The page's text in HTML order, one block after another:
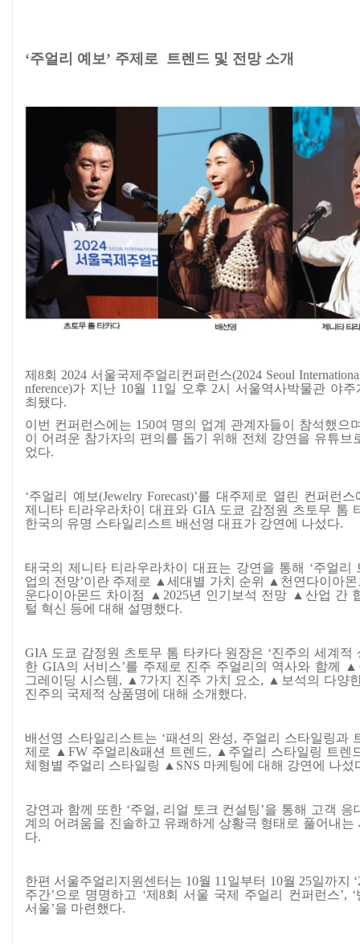
‘주얼리 예보’ 주제로 트렌드 및 전망 소개
제8회 2024 서울국제주얼리컨퍼런스(2024 Seoul
nference)가 지난 10월 11일 오후 2시 서울역사박물관 야
최됐다.
이번 컨퍼런스에는 150여 명의 업계 관계자들이 참석했으
이 어려운 참가자의 편의를 돕기 위해 전체 강연을 유튜브
었다.
‘주얼리 예보(Jewelry Forecast)’를 대주제로 열린 컨퍼런
제니타 티라우라차이 대표와 GIA 도쿄 감정원 츠토무 톰
한국의 유명 스타일리스트 배선영 대표가 강연에 나섰다.
태국의 제니타 티라우라차이 대표는 강연을 통해 ‘주얼리
업의 전망’이란 주제로 ▲세대별 가치 순위 ▲천연다이아몬
운다이아몬드 차이점 ▲2025년 인기보석 전망 ▲산업 간
털 혁신 등에 대해 설명했다.
GIA 도쿄 감정원 츠토무 톰 타카다 원장은 ‘진주의 세계적
한 GIA의 서비스’를 주제로 진주 주얼리의 역사와 함께
그레이딩 시스템, ▲7가지 진주 가치 요소, ▲보석의 다양
진주의 국제적 상품명에 대해 소개했다.
배선영 스타일리스트는 ‘패션의 완성, 주얼리 스타일링과
제로 ▲FW 주얼리&패션 트렌드, ▲주얼리 스타일링 트렌
체형별 주얼리 스타일링 ▲SNS 마케팅에 대해 강연에 나섰
강연과 함께 또한 ‘주얼, 리얼 토크 컨설팅’을 통해 고객 응
계의 어려움을 진솔하고 유쾌하게 상황극 형태로 풀어내는
다.
한편 서울주얼리지원센터는 10월 11일부터 10월 25일까지
주간’으로 명명하고 ‘제8회 서울 국제 주얼리 컨퍼런스’,
서울’을 마련했다.